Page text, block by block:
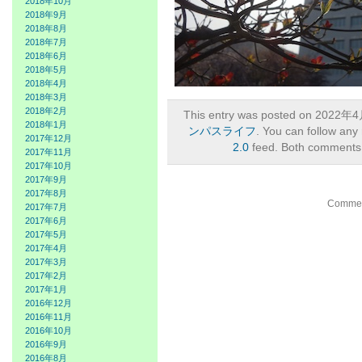
2018年9月
2018年8月
2018年7月
2018年6月
2018年5月
2018年4月
2018年3月
2018年2月
2018年1月
2017年12月
2017年11月
2017年10月
2017年9月
2017年8月
2017年7月
2017年6月
2017年5月
2017年4月
2017年3月
2017年2月
2017年1月
2016年12月
2016年11月
2016年10月
2016年9月
2016年8月
This entry was posted on 2022年
ンパスライフ. You can follow
2.0feed. Both